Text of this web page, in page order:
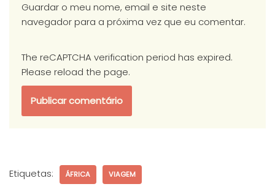
Guardar o meu nome, email e site neste
navegador para a próxima vez que eu comentar.
The reCAPTCHA verification period has expired.
Please reload the page.
Etiquetas: ÁFRICA VIAGEM